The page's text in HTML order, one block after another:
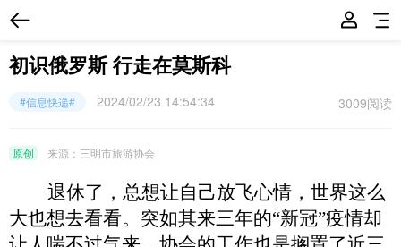
初识俄罗斯 行走在莫斯科
3009阅读
#信息快递# 2024/02/23 14:54:34
原创 来源：三明市旅游协会
退休了，总想让自己放飞心情，世界这么
大也想去看看。突如其来三年的“新冠”疫情却